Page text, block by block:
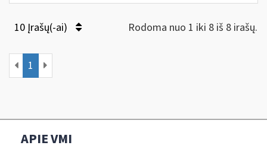
10 Įrašų(-ai) Rodoma nuo 1 iki 8 iš 8 irašų.
1
APIE VMI